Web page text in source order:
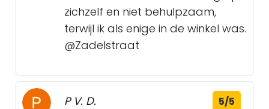
zichzelf en niet behulpzaam,
terwijl ik als enige in de winkel was.
@Zadelstraat
P V. D. 5/5